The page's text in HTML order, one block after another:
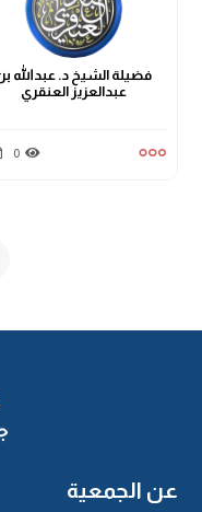
فضيلة الشيخ د. عبدالله
عبدالعزيز العنقري
0
عن الجمعية